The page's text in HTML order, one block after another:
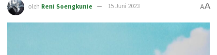
oleh Reni Soengkunie 15 Juni 2023 AA